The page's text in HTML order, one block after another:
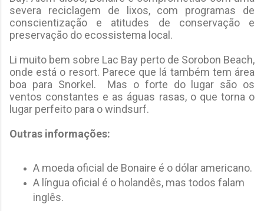
severa reciclagem de lixos, com programas de
conscientização e atitudes de conservação e
preservação do ecossistema local.
Li muito bem sobre Lac Bay perto de Sorobon Beach,
onde está o resort. Parece que lá também tem área
boa para Snorkel. Mas o forte do lugar são os
ventos constantes e as águas rasas, o que torna o
lugar perfeito para o windsurf.
Outras informações:
A moeda oficial de Bonaire é o dólar americano.
A língua oficial é o holandês, mas todos falam
inglês.